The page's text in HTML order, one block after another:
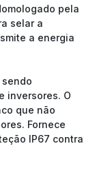
pela
selar a
a energia
inversores. O
que não
Fornece
IP67 contra